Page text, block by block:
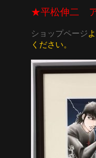
★平松伸二 ア
ショップページ
ください。